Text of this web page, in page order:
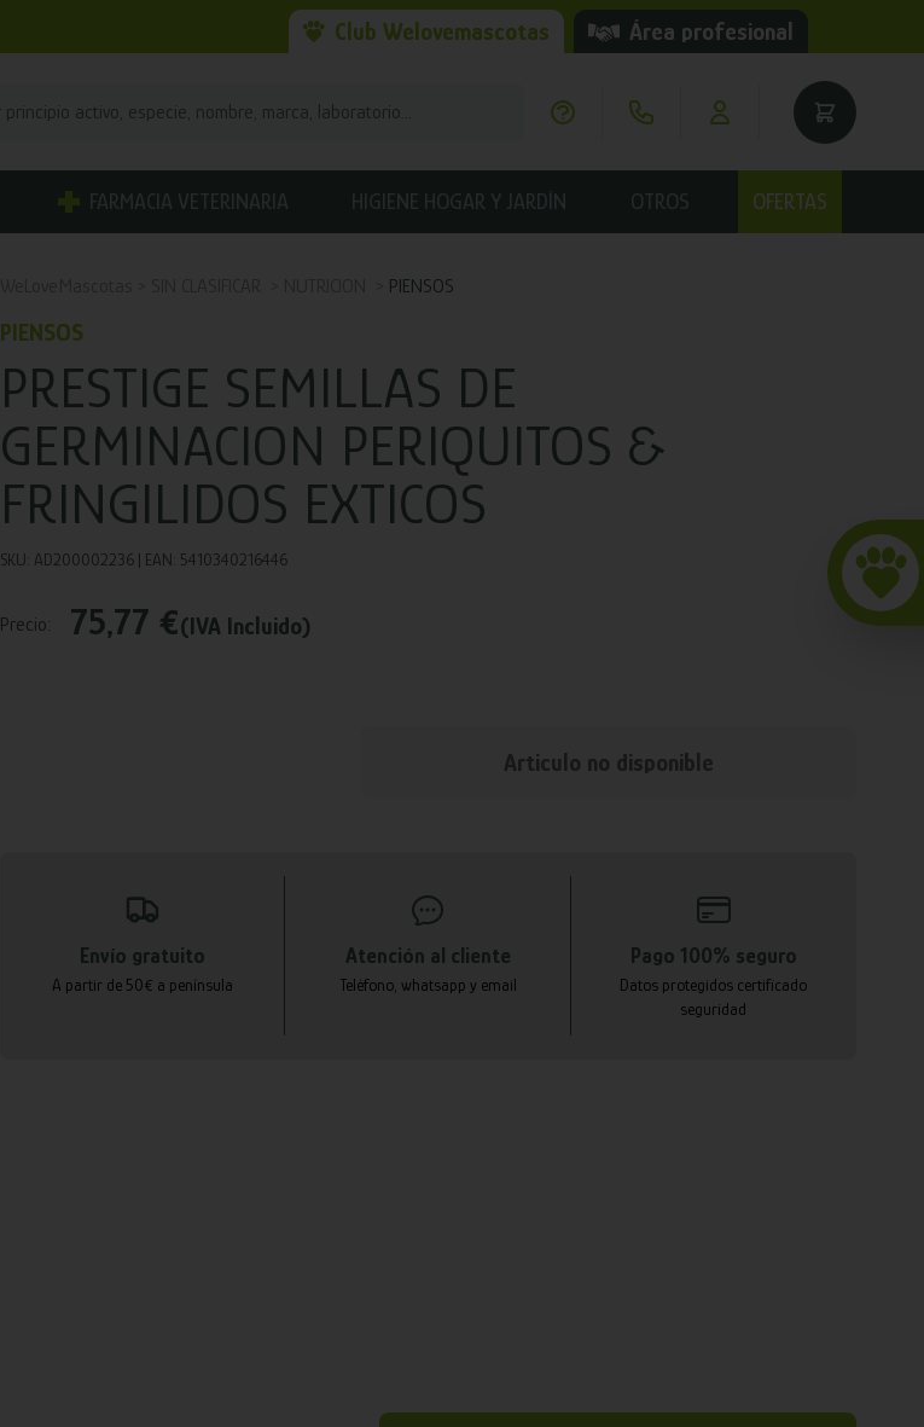
Club Welovemascotas Área profesional
FARMACIA VETERINARIA HIGIENE HOGAR Y JARDÍN OTROS OFERTAS
PIENSOS
PIENSOS
PRESTIGE SEMILLAS DE
GERMINACION PERIQUITOS &
FRINGILIDOS EXTICOS
SKU: AD200002236 | EAN: 5410340216446
Precio: 75,77 €(IVA Incluido)
Articulo no disponible
Envío gratuito
A partir de 50€ a península
Atención al cliente
Teléfono, whatsapp y email
Pago 100% seguro
Datos protegidos certificado
seguridad